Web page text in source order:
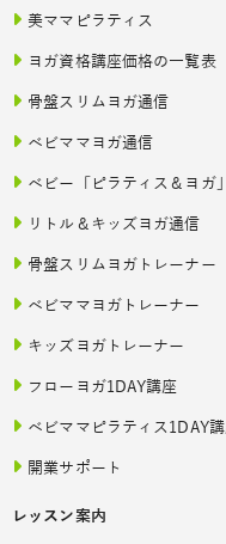
美ママピラティス
ヨガ資格講座価格の一覧表
骨盤スリムヨガ通信
ベビママヨガ通信
ベビー「ピラティス＆ヨガ」
リトル＆キッズヨガ通信
骨盤スリムヨガトレーナー
ベビママヨガトレーナー
キッズヨガトレーナー
フローヨガ1DAY講座
ベビママピラティス1DAY
開業サポート
レッスン案内